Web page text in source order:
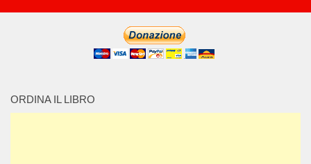
ORDINA IL LIBRO